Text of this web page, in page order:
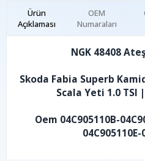
Ürün
Açıklaması
OEM
Numaraları
NGK 48408
Skoda Fabia Superb
Scala Yeti 1.0 TSI
Oem 04C905110B-